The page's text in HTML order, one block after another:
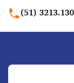
(51)